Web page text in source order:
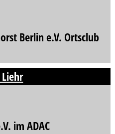
Berlin e.V. Ortsclub
im ADAC